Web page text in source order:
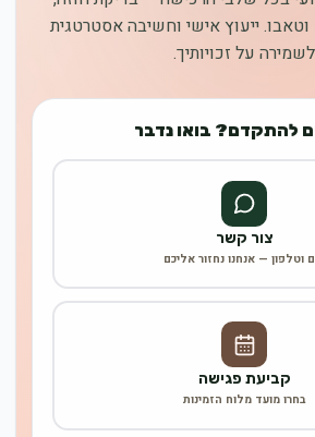
ייעוץ אישי וחשיבה אסטרטגית
לשמירה על זכויותיך.
להתקדם? בואו נדבר
צור קשר
וטלפון — אנחנו נחזור אליכם
קביעת פגישה
בחרו מועד מלוח הזמינות